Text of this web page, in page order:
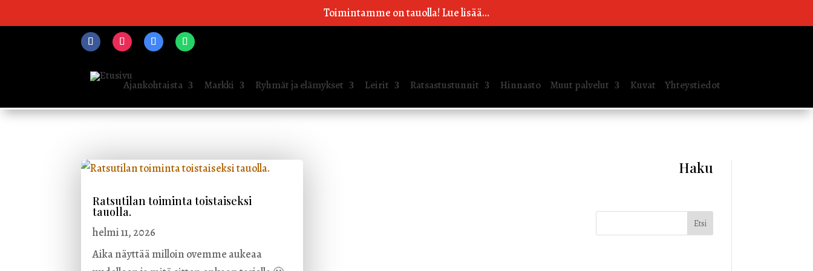
Toimintamme on tauolla! Lue lisää…
Ajankohtaista Markki Ryhmät ja elämykset Leirit Ratsastustunnit Hinnasto Muut palvelut Kuvat Yhteystiedot
Ratsutilan toiminta toistaiseksi
tauolla.
helmi 11, 2026
Aika näyttää milloin ovemme aukeaa
Haku
Etsi